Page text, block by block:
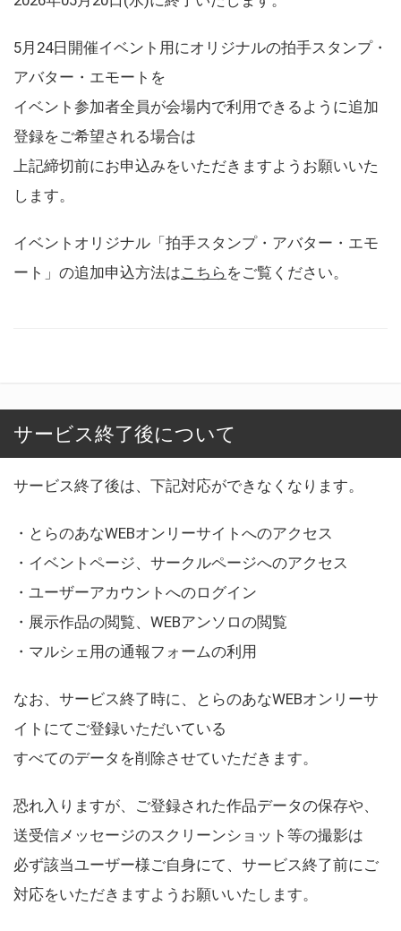
5月24日開催イベント用にオリジナルの拍手スタンプ・
アバター・エモートを
イベント参加者全員が会場内で利用できるように追加
登録をご希望される場合は
上記締切前にお申込みをいただきますようお願いいた
します。
イベントオリジナル「拍手スタンプ・アバター・エモ
ート」の追加申込方法はこちら をご覧ください。
サービス終了後について
サービス終了後は、下記対応ができなくなります。
・とらのあなWEBオンリーサイトへのアクセス
・イベントページ、サークルページへのアクセス
・ユーザーアカウントへのログイン
・展示作品の閲覧、WEBアンソロの閲覧
・マルシェ用の通報フォームの利用
なお、サービス終了時に、とらのあなWEBオンリーサ
イトにてご登録いただいている
すべてのデータを削除させていただきます。
恐れ入りますが、ご登録された作品データの保存や、
送受信メッセージのスクリーンショット等の撮影は
必ず該当ユーザー様ご自身にて、サービス終了前にご
対応をいただきますようお願いいたします。